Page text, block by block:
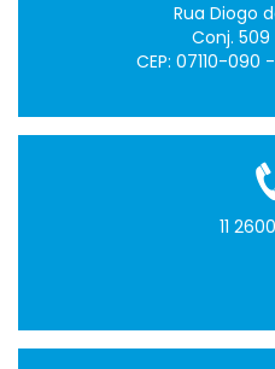
Rua Diogo
Conj.
CEP: 07110-090
11